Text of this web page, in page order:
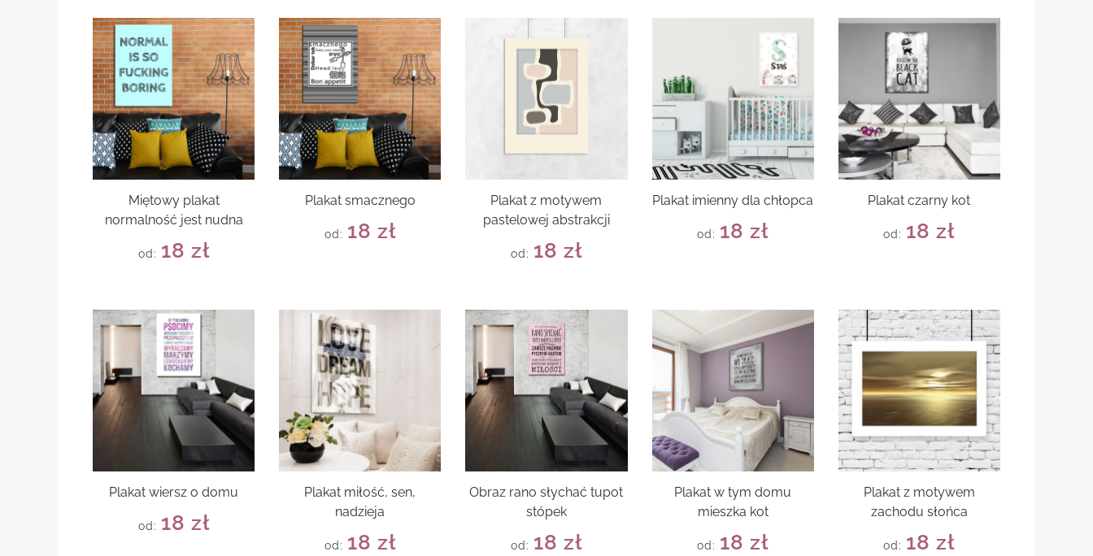
Miętowy plakat
normalność jest nudna
od: 18 zł
Plakat smacznego
od: 18 zł
Plakat z motywem
pastelowej abstrakcji
od: 18 zł
Plakat imienny dla chłopca
od: 18zł
Plakat czarny kot
od: 18zł
Plakat wiersz o domu
od: 18 zł
Plakat miłość, sen,
nadzieja
od: 18 zł
Obraz rano słychać tupot
stópek
od: 18 zł
Plakat w tym domu
mieszka kot
od: 18zł
Plakat z motywem
zachodu słońca
od: 18zł